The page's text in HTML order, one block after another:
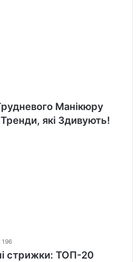
Манікюру
які Здивують!
196
стрижки: ТОП-20